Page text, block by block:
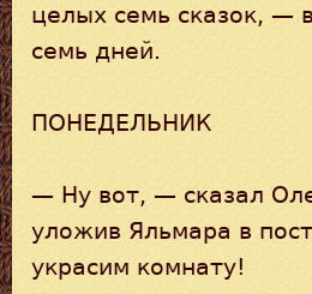
целых семь сказок, —
семь дней.
ПОНЕДЕЛЬНИК
— Ну вот, — сказал
уложив Яльмара в
украсим комнату!